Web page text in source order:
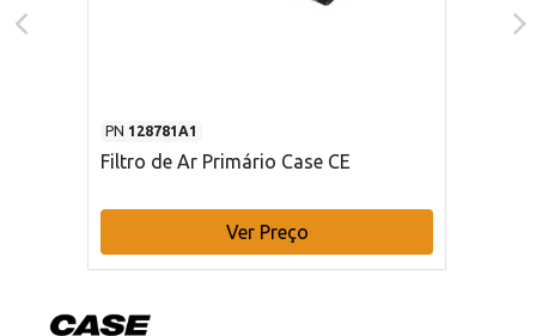
PN 128781A1
Filtro de Ar Primário Case CE
Ver Preço